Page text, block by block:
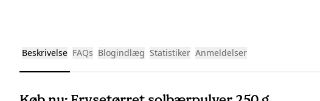
Beskrivelse FAQs Blogindlæg Statistiker Anmeldelser